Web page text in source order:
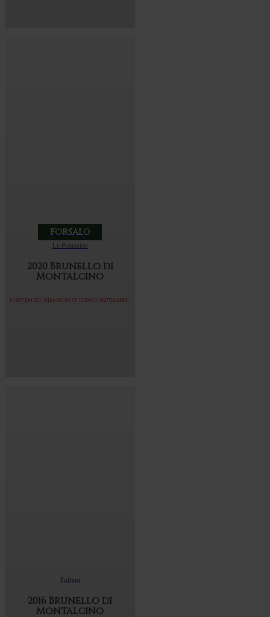
FORSALG
Le Potazzine
2020 Brunello di
Montalcino
Forventet hjemkomst primo September.
Fuligni
2016 Brunello di
Montalcino